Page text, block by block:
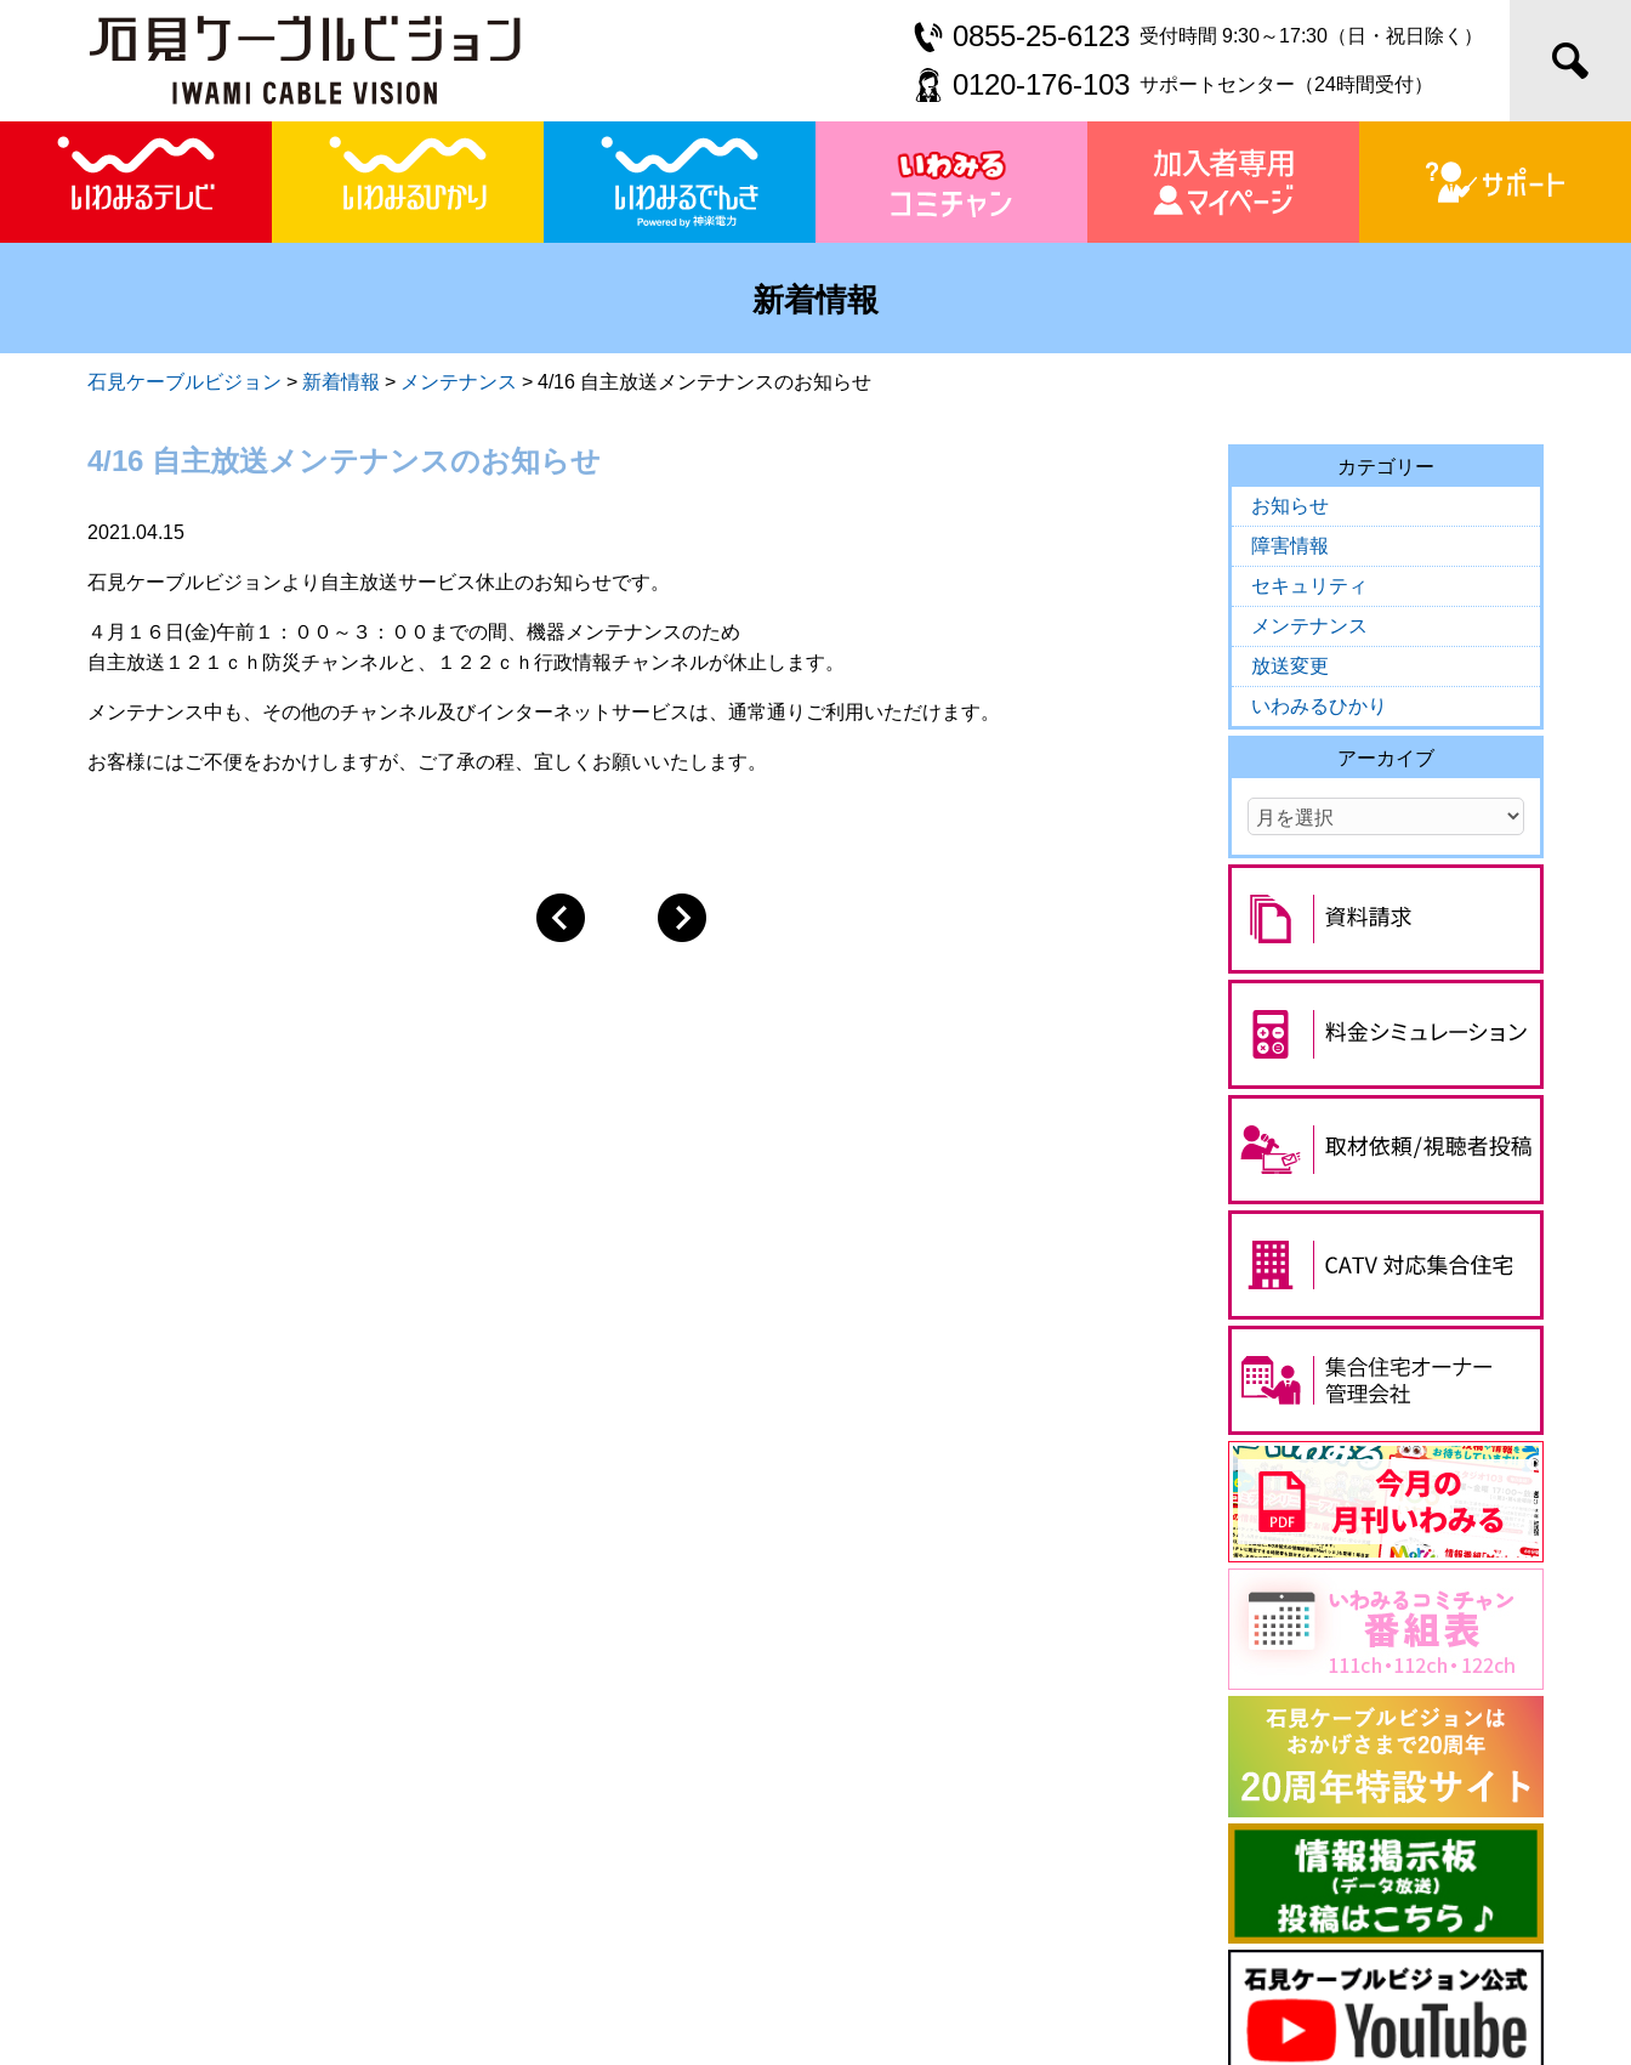
0855-25-6123 受付時間 9:30～17:30（日・祝日除く）
0120-176-103 サポートセンター（24時間受付）
新着情報
石見ケーブルビジョン > 新着情報 > メンテナンス > 4/16 自主放送メンテナンスのお知らせ
4/16 自主放送メンテナンスのお知らせ
2021.04.15
石見ケーブルビジョンより自主放送サービス休止のお知らせです。
４月１６日(金)午前１：００～３：００までの間、機器メンテナンスのため
自主放送１２１ｃｈ防災チャンネルと、１２２ｃｈ行政情報チャンネルが休止します。
メンテナンス中も、その他のチャンネル及びインターネットサービスは、通常通りご利用いただけます。
お客様にはご不便をおかけしますが、ご了承の程、宜しくお願いいたします。
カテゴリー
お知らせ
障害情報
セキュリティ
メンテナンス
放送変更
いわみるひかり
アーカイブ